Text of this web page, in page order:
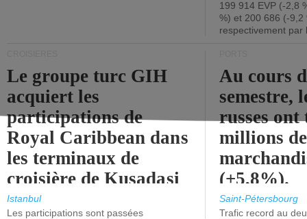
199 914 EVP (-2,8
%) et 200 686 (-9,2
respectivement par
Le groupe turc GIH
acquiert les
participations de
Royal Caribbean dans
les terminaux de
croisière de Kusadasi
et de Lisbonne.
Istanbul
Les participations sont passées
Au cours
semestre,
russes
millions
(+5,8%).
Saint-Pétersbourg
Trafic record au